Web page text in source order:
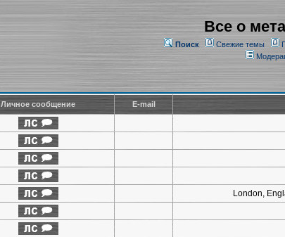
Все о
Поиск Свежие темы
Личное сообщение E-mail
London,